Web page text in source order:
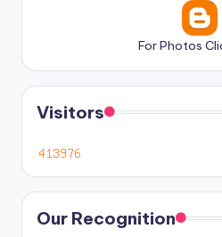
For Photos
Visitors
Our Recognition